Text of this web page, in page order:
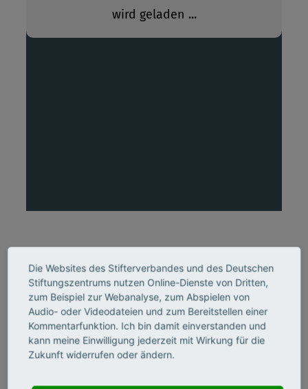
Die Websites des Stifterverbandes und des Deutschen
Stiftungszentrums nutzen Online-Dienste von Dritten,
zum Beispiel zur Webanalyse, zum Abspielen von
Audio- oder Videodateien und zum Bereitstellen einer
Kommentarfunktion. Ich bin damit einverstanden und
kann meine Einwilligung jederzeit mit Wirkung für die
Zukunft widerrufen oder ändern.